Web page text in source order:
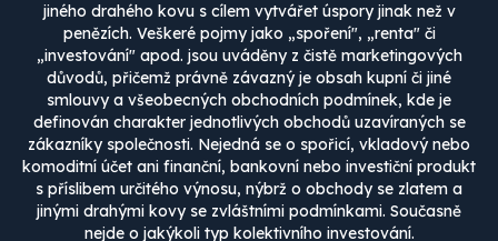
jiného drahého kovu s cílem vytvářet úspory jinak než v
penězích. Veškeré pojmy jako „spoření", „renta" či
„investování" apod. jsou uváděny z čistě marketingových
důvodů, přičemž právně závazný je obsah kupní či jiné
smlouvy a všeobecných obchodních podmínek, kde je
definován charakter jednotlivých obchodů uzavíraných se
zákazníky společnosti. Nejedná se o spořicí, vkladový nebo
komoditní účet ani finanční, bankovní nebo investiční produkt
s příslibem určitého výnosu, nýbrž o obchody se zlatem a
jinými drahými kovy se zvláštními podmínkami. Současně
nejde o jakýkoli typ kolektivního investování.